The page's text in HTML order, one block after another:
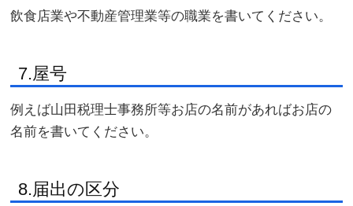
飲食店業や不動産管理業等の職業を書いてください。
7.屋号
例えば山田税理士事務所等お店の名前があればお店の
名前を書いてください。
8.届出の区分